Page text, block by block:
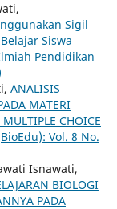
Sigil
Siswa
Pendidikan
ANALISIS
MATERI
CHOICE
Vol. 8 No.
Isnawati,
BIOLOGI
PADA